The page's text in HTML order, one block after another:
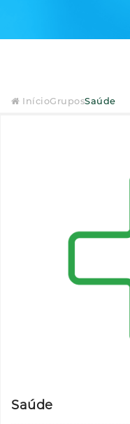
InícioGruposSaúde
Saúde